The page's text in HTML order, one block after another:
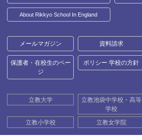
About Rikkyo School In England
メールマガジン 資料請求
保護者・在校生のペー
ジ
ポリシー 学校の方針
立教大学
立教池袋中学校・高等
学校
立教小学校
立教女学院